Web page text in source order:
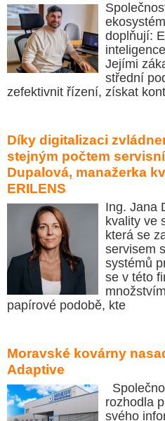
doplňují:
Jejími
střední
zefektivnit řízení, získat
Díky digitalizaci
stejným počtem
Dupalová, manažerka
ERILENS
Ing. Jana
kvality ve
která se
servisem
systémů
se v této
papírové podobě, kte
Moravské kovárny
Adaptive
rozhodla
svého